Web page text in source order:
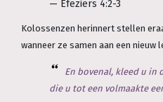
— Efeziërs 4:2-3
Kolossenzen herinnert stellen
wanneer ze samen aan een nieuw
En bovenal, kleed u in
die u tot een volmaakte